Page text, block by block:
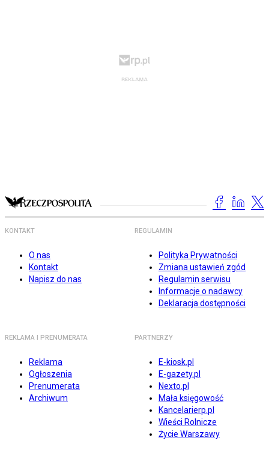
KONTAKT
O nas
Kontakt
Napisz do nas
REGULAMIN
Polityka Prywatności
Zmiana ustawień zgód
Regulamin serwisu
Informacje o nadawcy
Deklaracja dostępności
REKLAMA I PRENUMERATA
Reklama
Ogłoszenia
Prenumerata
Archiwum
PARTNERZY
E-kiosk.pl
E-gazety.pl
Nexto.pl
Mała księgowość
Kancelarierp.pl
Wieści Rolnicze
Życie Warszawy